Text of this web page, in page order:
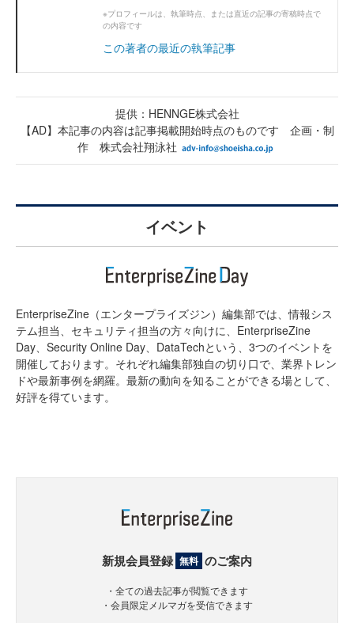
※プロフィールは、執筆時点、または直近の記事の寄稿時点で
の内容です
この著者の最近の執筆記事
提供：HENNGE株式会社
【AD】本記事の内容は記事掲載開始時点のものです 企画・制
作 株式会社翔泳社
イベント
EnterpriseZine（エンタープライズジン）編集部では、情報シス
テム担当、セキュリティ担当の方々向けに、EnterpriseZine
Day、Security Online Day、DataTechという、3つのイベントを
開催しております。それぞれ編集部独自の切り口で、業界トレン
ドや最新事例を網羅。最新の動向を知ることができる場として、
好評を得ています。
新規会員登録 無料 のご案内
・全ての過去記事が閲覧できます
・会員限定メルマガを受信できます